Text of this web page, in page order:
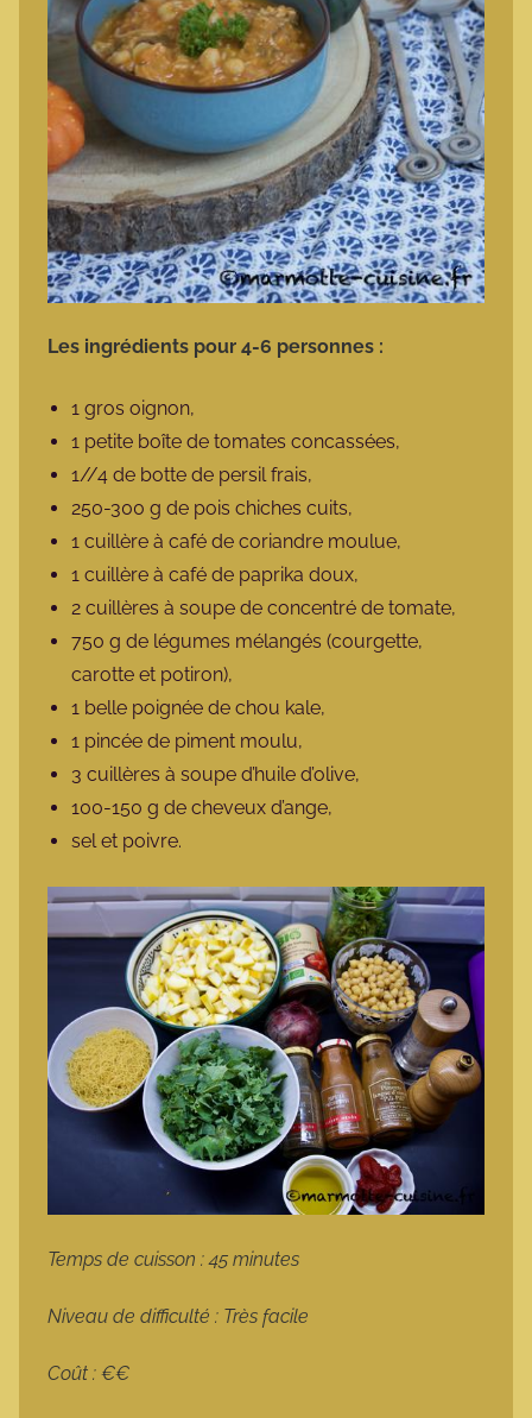
Les ingrédients pour 4-6 personnes :
1 gros oignon,
1 petite boîte de tomates concassées,
1//4 de botte de persil frais,
250-300 g de pois chiches cuits,
1 cuillère à café de coriandre moulue,
1 cuillère à café de paprika doux,
2 cuillères à soupe de concentré de tomate,
750 g de légumes mélangés (courgette,
carotte et potiron),
1 belle poignée de chou kale,
1 pincée de piment moulu,
3 cuillères à soupe d’huile d’olive,
100-150 g de cheveux d’ange,
sel et poivre.
Temps de cuisson : 45 minutes
Niveau de difficulté : Très facile
Coût : €€